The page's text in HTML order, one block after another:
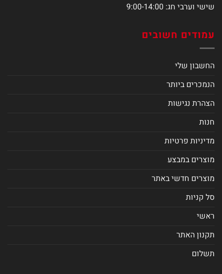
שישי וערבי חג: 9:00-14:00
עמודים חשובים
החשבון שלי
הנמכרים ביותר
הצהרת נגישות
חנות
מדיניות פרטיות
מוצרים במבצע
מוצרים חדשי באתר
סל קניות
ראשי
תקנון האתר
תשלום